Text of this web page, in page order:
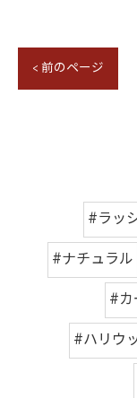
< 前のページ
#ラッ
#ナチュラル
#カ
#ハリウ